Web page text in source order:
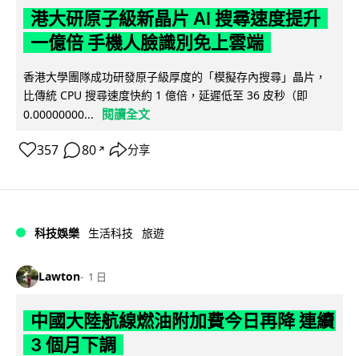
港大研原子級新晶片 AI 搜尋速度提升
一億倍 手機人臉識別免上雲端
香港大學團隊成功研發原子級厚度的「模擬存內搜尋」晶片，
比傳統 CPU 搜尋速度快約 1 億倍，延遲低至 36 皮秒（即
0.00000000...
閱讀全文
357 80 ↗ 分享
科技娛樂 生活科技 旅遊
Lawton 1 日
中國大陸航線燃油附加費今日再降 連續
3 個月下調